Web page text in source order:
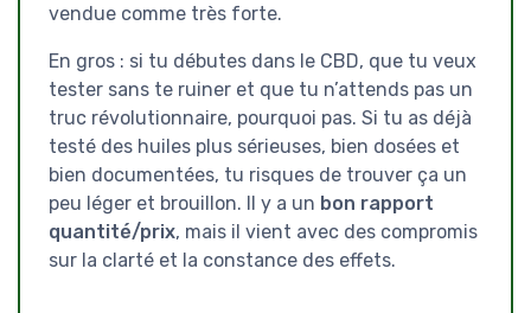
vendue comme très forte.
En gros : si tu débutes dans le CBD, que tu veux
tester sans te ruiner et que tu n’attends pas un
truc révolutionnaire, pourquoi pas. Si tu as déjà
testé des huiles plus sérieuses, bien dosées et
bien documentées, tu risques de trouver ça un
peu léger et brouillon. Il y a un bon rapport
quantité/prix, mais il vient avec des compromis
sur la clarté et la constance des effets.